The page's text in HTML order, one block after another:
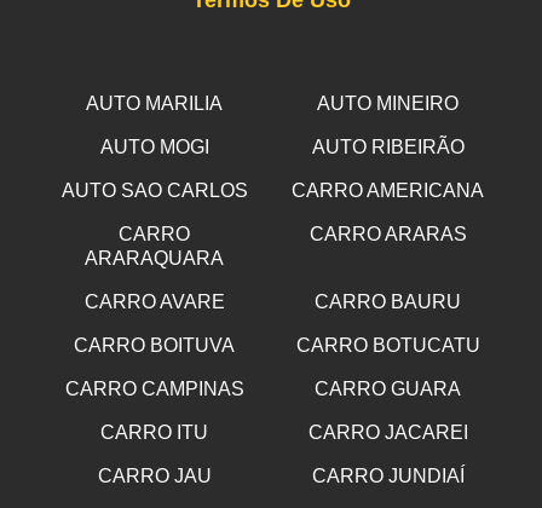
AUTO MARILIA AUTO MINEIRO
AUTO MOGI AUTO RIBEIRÃO
AUTO SAO CARLOS CARRO AMERICANA
CARRO
ARARAQUARA
CARRO ARARAS
CARRO AVARE CARRO BAURU
CARRO BOITUVA CARRO BOTUCATU
CARRO CAMPINAS CARRO GUARA
CARRO ITU CARRO JACAREI
CARRO JAU CARRO JUNDIAÍ